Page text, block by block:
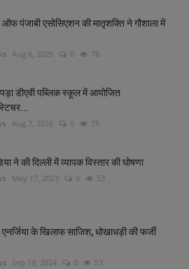
पंजाबी एसोसिएशन की मातृशक्ति ने गौशाला में
Aug 6, 2026 0 76
डीएवी पब्लिक स्कूल में आयोजित
Aug 7, 2026 0 75
ने की दिल्‍ली में व्‍यापक विस्‍तार की घोषणा
May 17, 2023 0 53
के खिलाफ साजिश, धोखाधड़ी की फर्जी
Sep 19, 2024 0 53